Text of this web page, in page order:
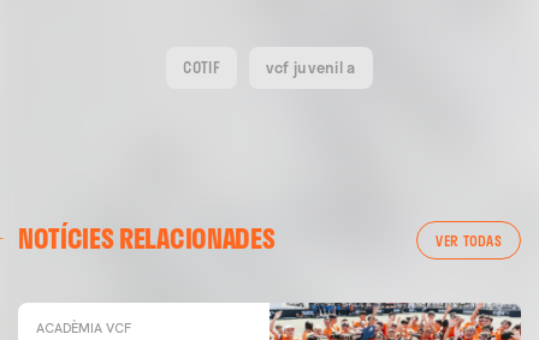
COTIF vcf juvenil a
NOTÍCIES RELACIONADES VER TODAS
ACADÈMIA VCF